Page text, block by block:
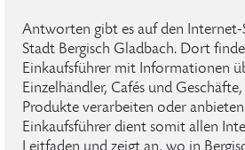
Antworten gibt es auf den Internet-
Stadt Bergisch Gladbach. Dort
Einkaufsführer mit Informationen
Einzelhändler, Cafés und
Produkte verarbeiten oder
Einkaufsführer dient somit allen